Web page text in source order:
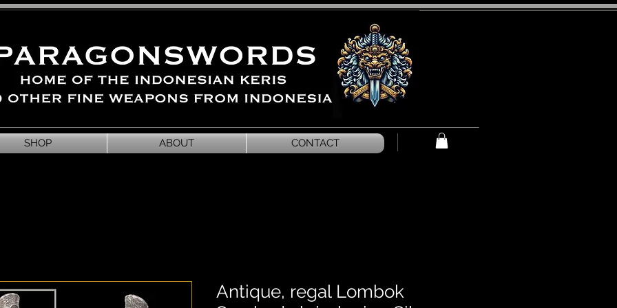
SHOP ABOUT CONTACT
Antique, regal Lombok